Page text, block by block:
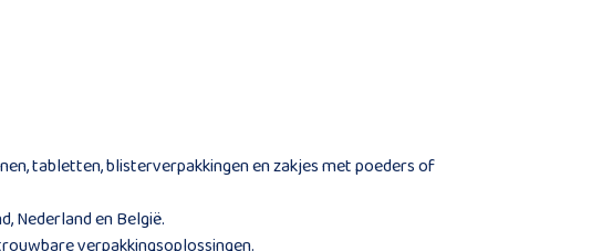
tabletten, blisterverpakkingen en zakjes met poeders of
Nederland en België.